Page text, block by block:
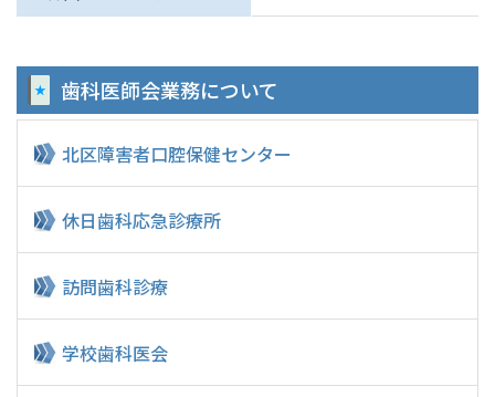
歯科医師会業務について
北区障害者口腔保健センター
休日歯科応急診療所
訪問歯科診療
学校歯科医会